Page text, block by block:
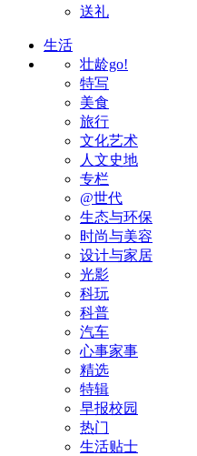
送礼
生活
壮龄go!
特写
美食
旅行
文化艺术
人文史地
专栏
@世代
生态与环保
时尚与美容
设计与家居
光影
科玩
科普
汽车
心事家事
精选
特辑
早报校园
热门
生活贴士